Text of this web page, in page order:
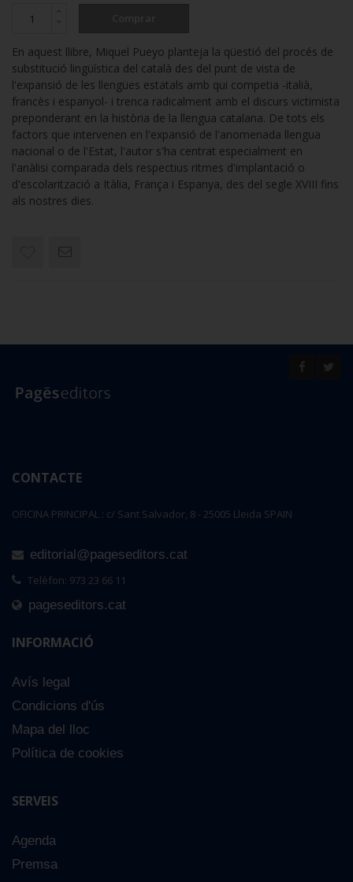
En aquest llibre, Miquel Pueyo planteja la qüestió del procés de
substitució lingüística del català des del punt de vista de
l'expansió de les llengües estatals amb qui competia -italià,
francès i espanyol- i trenca radicalment amb el discurs victimista
preponderant en la història de la llengua catalana. De tots els
factors que intervenen en l'expansió de l'anomenada llengua
nacional o de l'Estat, l'autor s'ha centrat especialment en
l'anàlisi comparada dels respectius ritmes d'implantació o
d'escolarització a Itàlia, França i Espanya, des del segle XVIII fins
als nostres dies.
CONTACTE
OFICINA PRINCIPAL : c/ Sant Salvador, 8 - 25005 Lleida SPAIN
editorial@pageseditors.cat
Telèfon: 973 23 66 11
pageseditors.cat
INFORMACIÓ
Avís legal
Condicions d'ús
Mapa del lloc
Política de cookies
SERVEIS
Agenda
Premsa